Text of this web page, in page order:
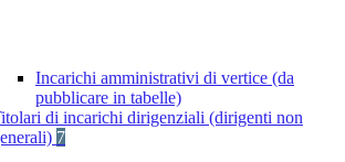
Incarichi amministrativi di vertice (da
pubblicare in tabelle)
di incarichi dirigenziali (dirigenti non
7